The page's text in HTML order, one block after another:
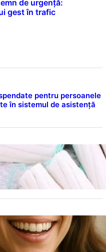
de urgență:
gest în trafic
pentru persoanele
în sistemul de asistență
O analiză profundă
de metale toxice
protejează inima:
despre beneficiile